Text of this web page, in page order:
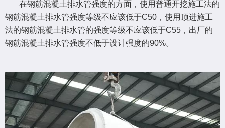
在钢筋混凝土排水管强度的方面，使用普通开挖施工法的
钢筋混凝土排水管强度等级不应该低于C50，使用顶进施工
法的钢筋混凝土排水管的强度等级不应该低于C55，出厂的
钢筋混凝土排水管强度不低于设计强度的90%。